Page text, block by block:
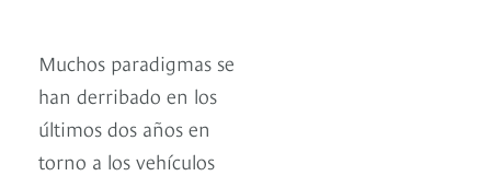
Muchos paradigmas se
han derribado en los
últimos dos años en
torno a los vehículos